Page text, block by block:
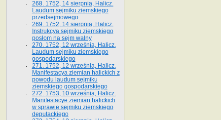
268. 1752, 14 sierpnia, Halicz.
Laudum sejmiku ziemskiego
przedsejmowego
269. 1752, 14 sierpnia, Halicz.
Instrukcya sejmiku ziemskiego
posłom na sejm walny
270. 1752, 12 września, Halicz.
Laudum sejmiku ziemskiego
gospodarskiego
271. 1752, 12 września, Halicz.
Manifestacya ziemian halickich z
powodu laudum sejmiku
ziemskiego gospodarskiego
272. 1753, 10 września, Halicz.
Manifestacye ziemian halickich
w sprawie sejmiku ziemskiego
deputackiego